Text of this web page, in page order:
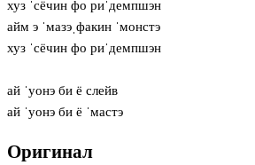
хуз ˈсёчин фо риˈдемпшэн
айм э ˈмазэˌфакин ˈмонстэ
хуз ˈсёчин фо риˈдемпшэн
ай ˈуонэ би ё слейв
ай ˈуонэ би ё ˈмастэ
Оригинал